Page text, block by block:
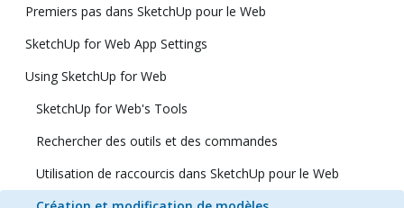
Premiers pas dans SketchUp pour le Web
SketchUp for Web App Settings
Using SketchUp for Web
SketchUp for Web's Tools
Rechercher des outils et des commandes
Utilisation de raccourcis dans SketchUp pour le Web